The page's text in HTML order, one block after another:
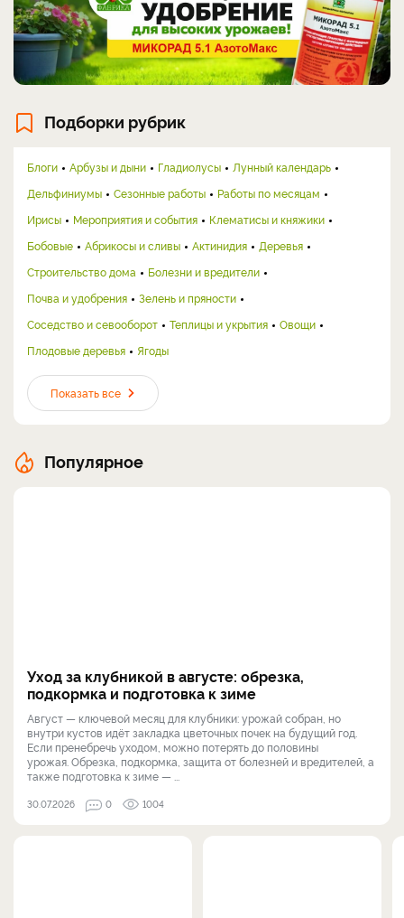
Подборки рубрик
Блоги Арбузы и дыни Гладиолусы
Лунный календарь
Дельфиниумы
Сезонные работы
Работы по месяцам
Ирисы
Мероприятия и события
Клематисы и княжики
Бобовые
Абрикосы и сливы Актинидия
Деревья
Строительство дома
Болезни и вредители
Почва и удобрения
Зелень и пряности
Соседство и севооборот
Теплицы и укрытия
Овощи
Плодовые деревья
Ягоды
Показать все
Популярное
Уход за клубникой в августе: обрезка,
подкормка и подготовка к зиме
Август — ключевой месяц для клубники: урожай собран, но
внутри кустов идёт закладка цветочных почек на будущий год.
Если пренебречь уходом, можно потерять до половины
урожая. Обрезка, подкормка, защита от болезней и вредителей, а
также подготовка к зиме — ...
30.07.2026 0 1004